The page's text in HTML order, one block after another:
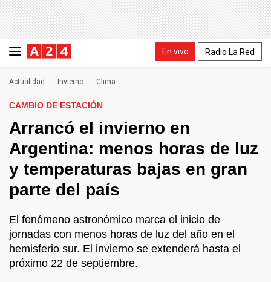
En vivo Radio La Red
Actualidad Invierno Clima
CAMBIO DE ESTACIÓN
Arrancó el invierno en
Argentina: menos horas de luz
y temperaturas bajas en gran
parte del país
El fenómeno astronómico marca el inicio de
jornadas con menos horas de luz del año en el
hemisferio sur. El invierno se extenderá hasta el
próximo 22 de septiembre.